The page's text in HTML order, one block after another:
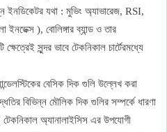
ইনডিকেটর যথা : মুভিং অ্যাভারেজ, RSI,
), বোলিঙ্গার ব্যান্ড ও তার
সুন্দর ভাবে টেকনিকাল চার্টেরমধ্যে
বেসিক দিক গুলি উল্লেখ করা
বিভিন্ন মৌলিক দিক গুলির সম্পর্কে ধারণা
অ্যানালাইসিস এর উপযোগী